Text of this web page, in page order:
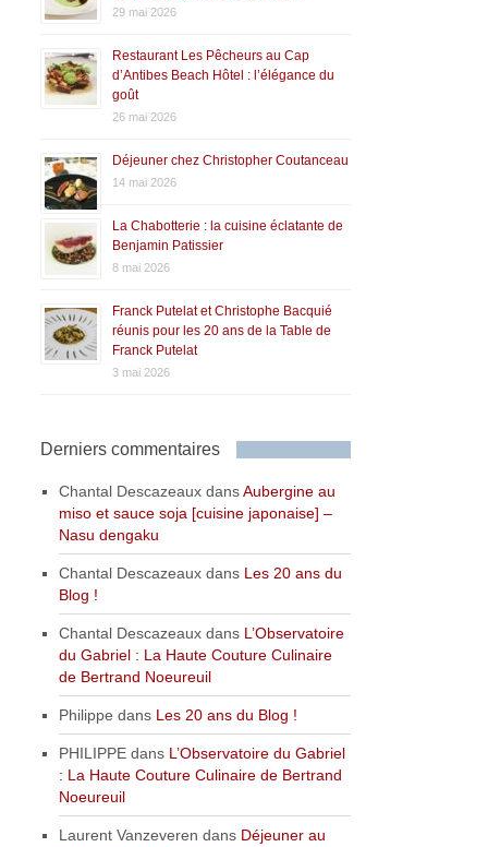
29 mai 2026
Restaurant Les Pêcheurs au Cap
d’Antibes Beach Hôtel : l’élégance du
goût
26 mai 2026
Déjeuner chez Christopher Coutanceau
14 mai 2026
La Chabotterie : la cuisine éclatante de
Benjamin Patissier
8 mai 2026
Franck Putelat et Christophe Bacquié
réunis pour les 20 ans de la Table de
Franck Putelat
3 mai 2026
Derniers commentaires
Chantal Descazeaux dansAubergine au
miso et sauce soja [cuisine japonaise] –
Nasu dengaku
Chantal Descazeaux dans Les 20 ans du
Blog !
Chantal Descazeaux dans L’Observatoire
du Gabriel : La Haute Couture Culinaire
de Bertrand Noeureuil
Philippe dans Les 20 ans du Blog !
PHILIPPE dans L’Observatoire du Gabriel
: La Haute Couture Culinaire de Bertrand
Noeureuil
Laurent Vanzeveren dans Déjeuner au